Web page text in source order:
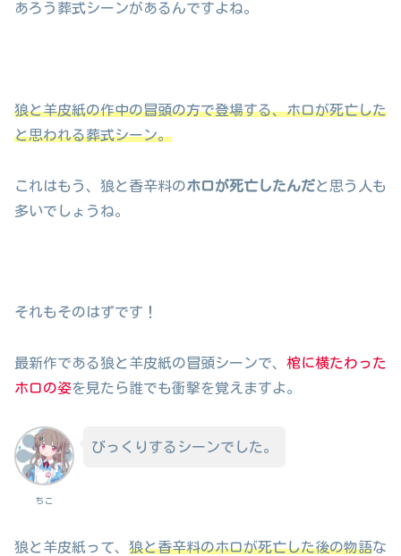
あろう葬式シーンがあるんですよね。
狼と羊皮紙の作中の冒頭の方で登場する、ホロが死亡した
と思われる葬式シーン。
これはもう、狼と香辛料のホロが死亡したんだと思う人も
多いでしょうね。
それもそのはずです！
最新作である狼と羊皮紙の冒頭シーンで、 棺に横たわった
ホロの姿を見たら誰でも衝撃を覚えますよ。
ちこ
びっくりするシーンでした。
狼と羊皮紙って、 狼と香辛料のホロが死亡した後の物語な